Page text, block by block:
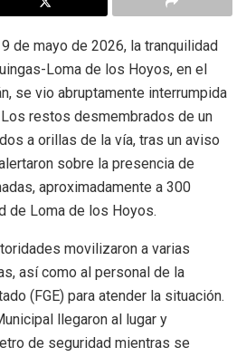
de mayo de 2026, la tranquilidad
Loma de los Hoyos, en el
se vio abruptamente interrumpida
restos desmembrados de un
a orillas de la vía, tras un aviso
sobre la presencia de
aproximadamente a 300
de Loma de los Hoyos.
movilizaron a varias
así como al personal de la
(FGE) para atender la situación.
llegaron al lugar y
de seguridad mientras se